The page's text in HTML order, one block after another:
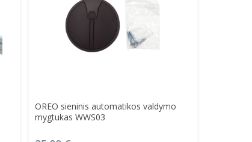
Į Krepšelį
OREO sieninis automatikos valdymo
mygtukas WWS03